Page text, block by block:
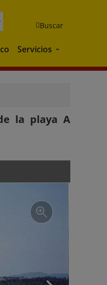
Buscar
Servicios Servicios
la playa A